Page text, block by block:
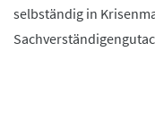
selbständig in